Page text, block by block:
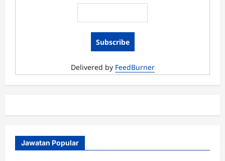
Januari
Delivered by FeedBurner
Jawatan Popular